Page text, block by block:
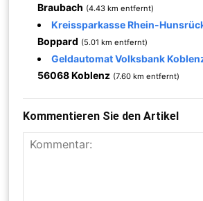
Braubach (4.43 km entfernt)
Kreissparkasse Rhein-
Boppard (5.01 km entfernt)
Geldautomat Volksbank
56068 Koblenz (7.60 km entfernt)
Kommentieren Sie den Artikel